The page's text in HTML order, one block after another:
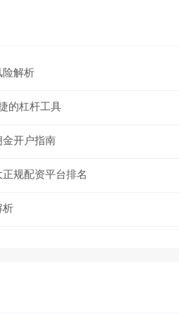
解析
的杠杆工具
开户指南
规配资平台排名
析